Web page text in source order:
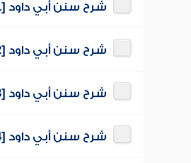
شرح سنن أبي داود [011]
شرح سنن أبي داود [012]
شرح سنن أبي داود [013]
شرح سنن أبي داود [014]